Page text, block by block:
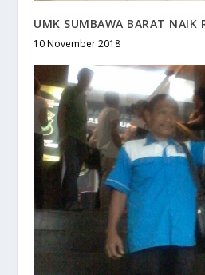
UMK SUMBAWA BARAT NAIK
10 November 2018